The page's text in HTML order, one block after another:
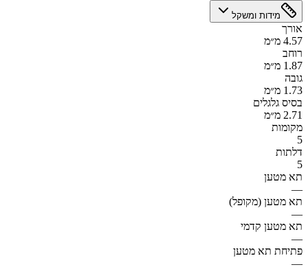
מידות ומשקל
אורך
4.57 מ״מ
רוחב
1.87 מ״מ
גובה
1.73 מ״מ
בסיס גלגלים
2.71 מ״מ
מקומות
5
דלתות
5
תא מטען
—
תא מטען (מקופל)
—
תא מטען קדמי
—
פתיחת תא מטען
—